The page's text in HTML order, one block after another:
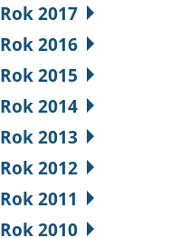
Rok 2017
Rok 2016
Rok 2015
Rok 2014
Rok 2013
Rok 2012
Rok 2011
Rok 2010